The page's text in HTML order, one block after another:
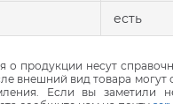
есть
продукции несут
внешний вид товара
Если вы